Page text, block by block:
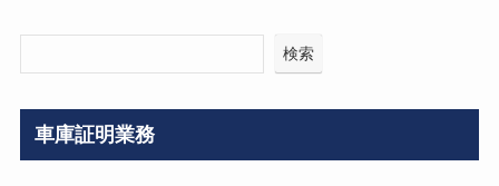
検索
車庫証明業務